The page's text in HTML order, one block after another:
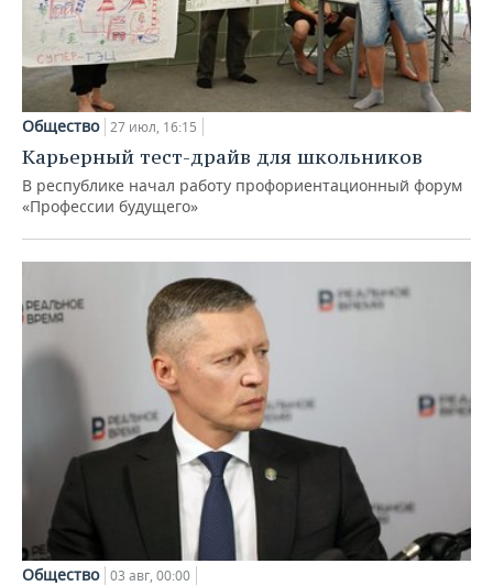
Общество 27 июл, 16:15
Карьерный тест-драйв для школьников
В республике начал работу профориентационный форум
«Профессии будущего»
Общество 03 авг, 00:00